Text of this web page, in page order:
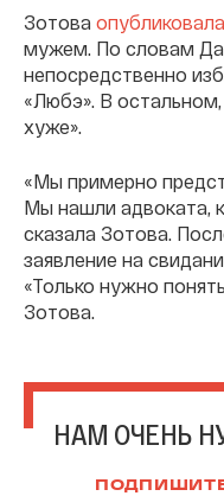
Зотова опубликовала
мужем. По словам
непосредственно
«Любэ». В
хуже».
«Мы примерно
Мы нашли адвоката,
сказала Зотова.
заявление на
«Только нужно
Зотова.
НАМ ОЧЕНЬ